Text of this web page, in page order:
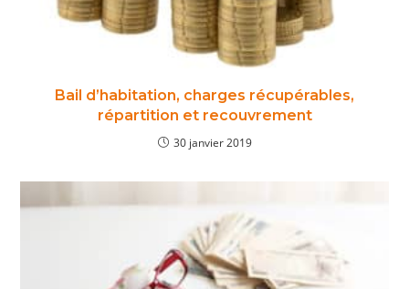
Bail d’habitation, charges récupérables,
répartition et recouvrement
30 janvier 2019